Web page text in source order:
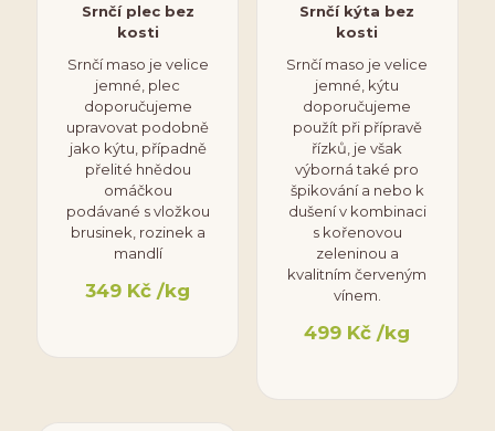
Srnčí plec bez
kosti
Srnčí maso je velice
jemné, plec
doporučujeme
upravovat podobně
jako kýtu, případně
přelité hnědou
omáčkou
podávané s vložkou
brusinek, rozinek a
mandlí
349 Kč /kg
Srnčí kýta bez
kosti
Srnčí maso je velice
jemné, kýtu
doporučujeme
použít při přípravě
řízků, je však
výborná také pro
špikování a nebo k
dušení v kombinaci
s kořenovou
zeleninou a
kvalitním červeným
vínem.
499 Kč /kg